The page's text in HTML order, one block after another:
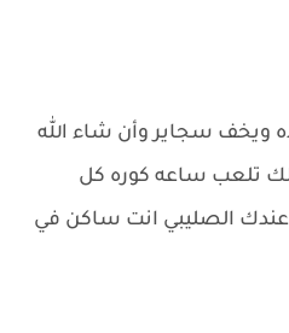
ويخف سجاير وأن شاء الله
تلعب ساعه كوره كل
الصليبي انت ساكن في